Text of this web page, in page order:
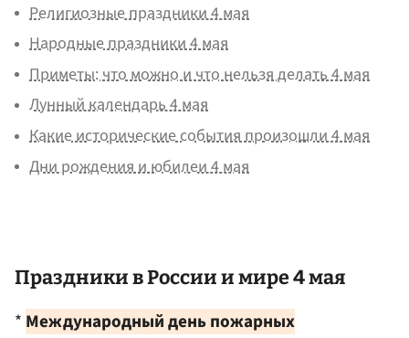
Религиозные праздники 4 мая
Народные праздники 4 мая
Приметы: что можно и что нельзя делать 4 мая
Лунный календарь 4 мая
Какие исторические события произошли 4 мая
Дни рождения и юбилеи 4 мая
Праздники в России и мире 4 мая
* Международный день пожарных